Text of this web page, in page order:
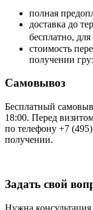
полная
доставка до
бесплатно,
стоимость
получении
Самовывоз
Бесплатный
18:00. Перед
по телефону +7
получении.
Задать свой
Нужна